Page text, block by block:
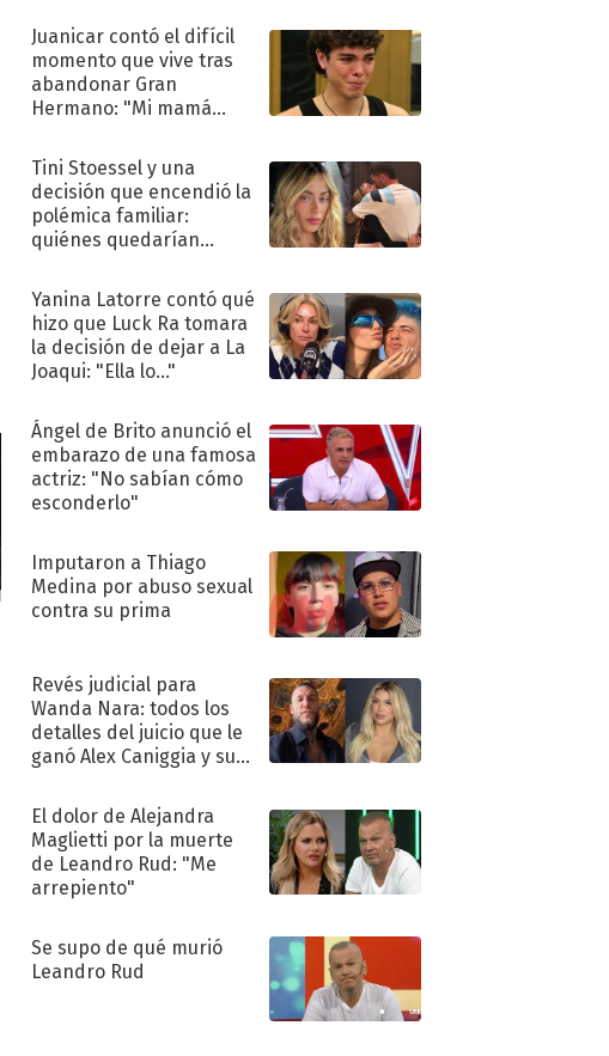
Juanicar contó el difícil
momento que vive tras
abandonar Gran
Hermano: "Mi mamá
Tini Stoessel y una
decisión que encendió la
polémica familiar:
quiénes quedarían
Yanina Latorre contó qué
hizo que Luck Ra tomara
la decisión de dejar a La
Joaqui: "Ella lo..."
Ángel de Brito anunció el
embarazo de una famosa
actriz: "No sabían cómo
esconderlo"
Imputaron a Thiago
Medina por abuso sexual
contra su prima
Revés judicial para
Wanda Nara: todos los
detalles del juicio que le
ganó Alex Caniggia y sus
El dolor de Alejandra
Maglietti por la muerte
de Leandro Rud: "Me
arrepiento"
Se supo de qué murió
Leandro Rud